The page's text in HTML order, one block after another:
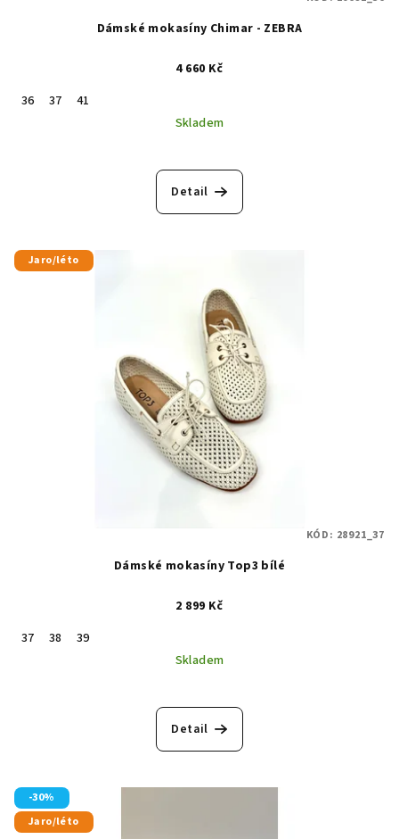
Dámské mokasíny Chimar - ZEBRA
4 660 Kč
36
37
41
Skladem
Detail
Jaro/léto
Dámské mokasíny Top3 bílé
2 899 Kč
37
38
39
Skladem
Detail
KÓD: 28921_37
-30%
Jaro/léto